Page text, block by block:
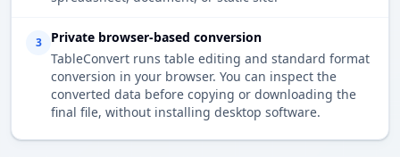
3
Private browser-based conversion
TableConvert runs table editing and standard format
conversion in your browser. You can inspect the
converted data before copying or downloading the
final file, without installing desktop software.